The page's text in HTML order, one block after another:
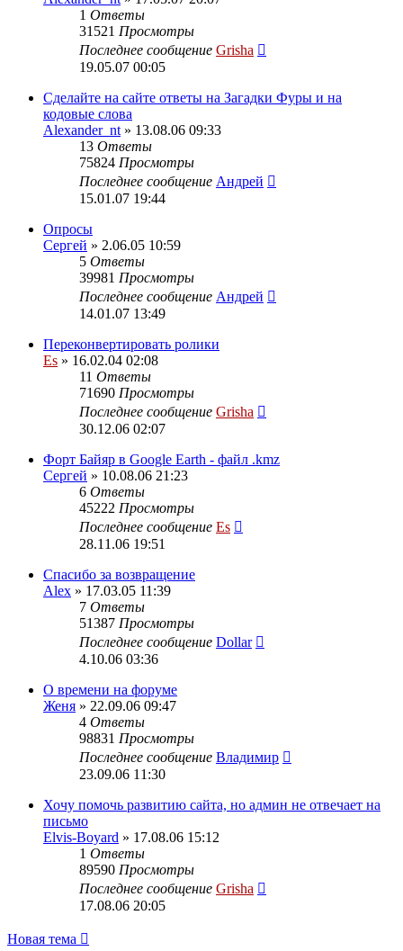
1 Ответы
31521 Просмотры
Последнее сообщение Grisha
19.05.07 00:05
Сделайте на сайте ответы на Загадки Фуры и на
кодовые слова
Alexander_nt » 13.08.06 09:33
13 Ответы
75824 Просмотры
Последнее сообщение Андрей
15.01.07 19:44
Опросы
Сергей » 2.06.05 10:59
5 Ответы
39981 Просмотры
Последнее сообщение Андрей
14.01.07 13:49
Переконвертировать ролики
Es » 16.02.04 02:08
11 Ответы
71690 Просмотры
Последнее сообщение Grisha
30.12.06 02:07
Форт Байяр в Google Earth - файл .kmz
Сергей » 10.08.06 21:23
6 Ответы
45222 Просмотры
Последнее сообщение Es
28.11.06 19:51
Спасибо за возвращение
Alex » 17.03.05 11:39
7 Ответы
51387 Просмотры
Последнее сообщение Dollar
4.10.06 03:36
О времени на форуме
Женя » 22.09.06 09:47
4 Ответы
98831 Просмотры
Последнее сообщение Владимир
23.09.06 11:30
Хочу помочь развитию сайта, но админ не отвечает на
письмо
Elvis-Boyard » 17.08.06 15:12
1 Ответы
89590 Просмотры
Последнее сообщение Grisha
17.08.06 20:05
Новая тема